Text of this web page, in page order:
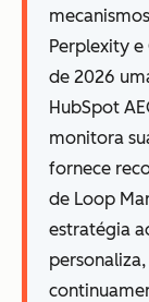
Perplexity
de 2026
HubSpot
monitora
fornece
de Loop
estratégia